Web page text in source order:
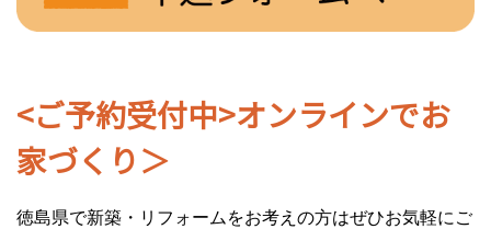
<ご予約受付中>オンラインでお
家づくり＞
徳島県で新築・リフォームをお考えの方はぜひお気軽にご